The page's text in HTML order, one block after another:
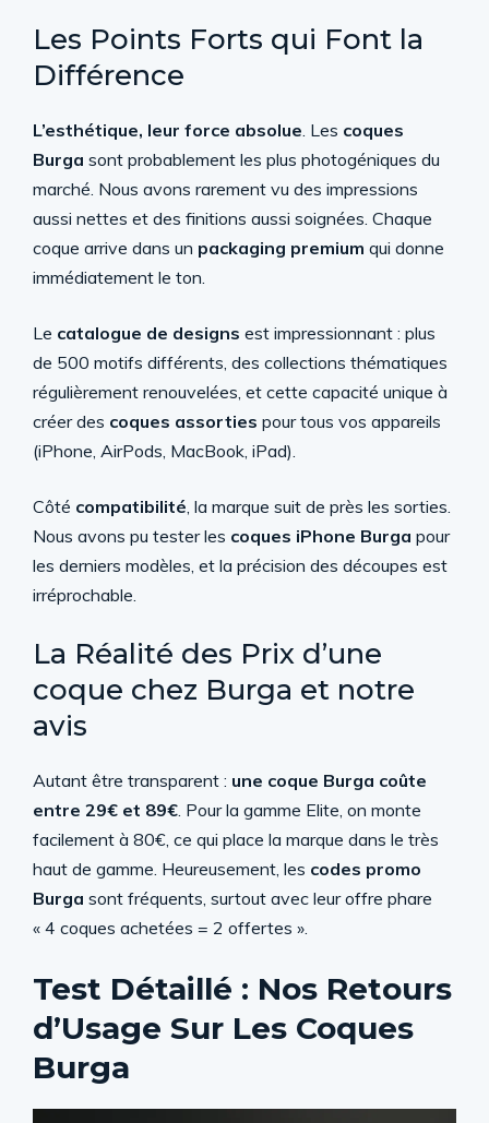
Les Points Forts qui Font la
Différence
L’esthétique, leur force absolue. Les coques
Burga sont probablement les plus photogéniques du
marché. Nous avons rarement vu des impressions
aussi nettes et des finitions aussi soignées. Chaque
coque arrive dans un packaging premium qui donne
immédiatement le ton.
Le catalogue de designs est impressionnant : plus
de 500 motifs différents, des collections thématiques
régulièrement renouvelées, et cette capacité unique à
créer des coques assorties pour tous vos appareils
(iPhone, AirPods, MacBook, iPad).
Côté compatibilité, la marque suit de près les sorties.
Nous avons pu tester les coques iPhone Burga pour
les derniers modèles, et la précision des découpes est
irréprochable.
La Réalité des Prix d’une
coque chez Burga et notre
avis
Autant être transparent : une coque Burga coûte
entre 29€ et 89€. Pour la gamme Elite, on monte
facilement à 80€, ce qui place la marque dans le très
haut de gamme. Heureusement, les codes promo
Burga sont fréquents, surtout avec leur offre phare
« 4 coques achetées = 2 offertes ».
Test Détaillé : Nos Retours
d’Usage Sur Les Coques
Burga